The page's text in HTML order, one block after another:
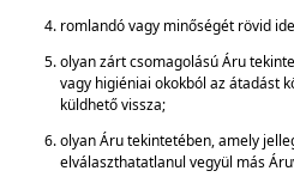
romlandó vagy minőségét rövid
olyan zárt csomagolású Áru
vagy higiéniai okokból az átadást
küldhető vissza;
olyan Áru tekintetében, amely
elválaszthatatlanul vegyül más